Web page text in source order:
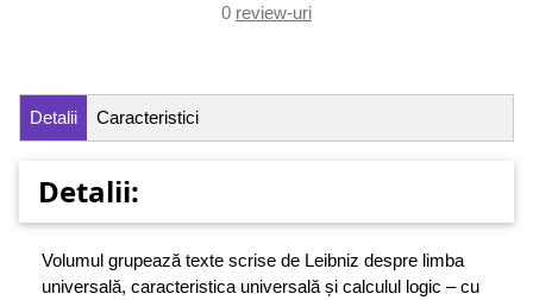
0 review-uri
Detalii Caracteristici
Detalii:
Volumul grupează texte scrise de Leibniz despre limba
universală, caracteristica universală și calculul logic – cu